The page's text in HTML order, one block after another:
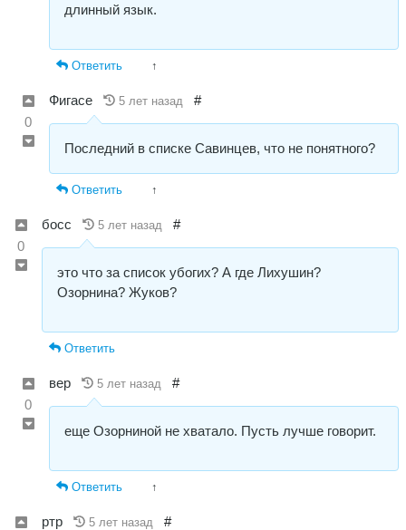
длинный язык.
Ответить ↑
0
Фигасе 5 лет назад #
Последний в списке Савинцев, что не понятного?
Ответить ↑
0
босс 5 лет назад #
это что за список убогих? А где Лихушин?
Озорнина? Жуков?
Ответить
0
вер 5 лет назад #
еще Озорниной не хватало. Пусть лучше говорит.
Ответить ↑
ртр 5 лет назад #